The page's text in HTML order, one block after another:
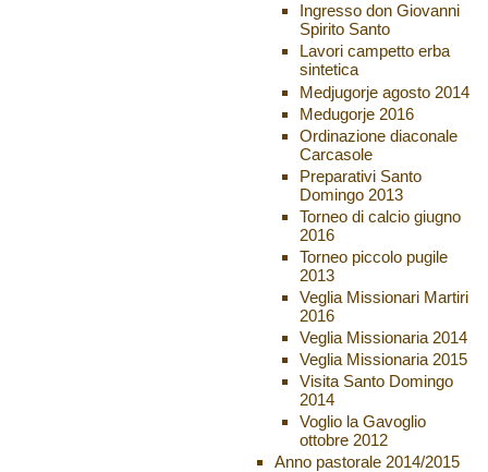
Ingresso don Giovanni
Spirito Santo
Lavori campetto erba
sintetica
Medjugorje agosto 2014
Medugorje 2016
Ordinazione diaconale
Carcasole
Preparativi Santo
Domingo 2013
Torneo di calcio giugno
2016
Torneo piccolo pugile
2013
Veglia Missionari Martiri
2016
Veglia Missionaria 2014
Veglia Missionaria 2015
Visita Santo Domingo
2014
Voglio la Gavoglio
ottobre 2012
Anno pastorale 2014/2015